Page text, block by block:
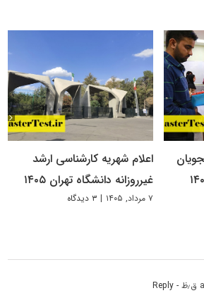
اعلام شهریه کارشناسی ارشد
غیرروزانه دانشگاه تهران ۱۴۰۵
۷ مرداد, ۱۴۰۵ | ۳ دیدگاه
- Reply